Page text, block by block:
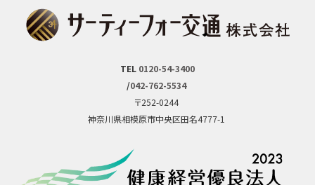
TEL 0120-54-3400
/042-762-5534
〒252-0244
神奈川県相模原市中央区田名4777-1